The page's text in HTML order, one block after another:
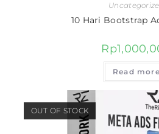
10 Hari Bootstrap
Rp
Read more
OUT OF STOCK